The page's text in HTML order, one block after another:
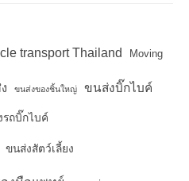
transport Thailand Moving
ขนส่งของชิ้นใหญ่ ขนส่งบิ๊กไบค์
รถบิ๊กไบค์
ขนส่งสัตว์เลี้ยง